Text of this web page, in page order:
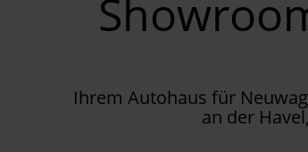
Ihrem Autohaus für
an der